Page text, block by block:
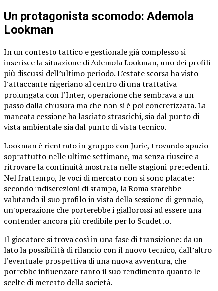
Un protagonista scomodo: Ademola
Lookman
In un contesto tattico e gestionale già complesso si
inserisce la situazione di Ademola Lookman, uno dei profili
più discussi dell’ultimo periodo. L’estate scorsa ha visto
l’attaccante nigeriano al centro di una trattativa
prolungata con l’Inter, operazione che sembrava a un
passo dalla chiusura ma che non si è poi concretizzata. La
mancata cessione ha lasciato strascichi, sia dal punto di
vista ambientale sia dal punto di vista tecnico.
Lookman è rientrato in gruppo con Juric, trovando spazio
soprattutto nelle ultime settimane, ma senza riuscire a
ritrovare la continuità mostrata nelle stagioni precedenti.
Nel frattempo, le voci di mercato non si sono placate:
secondo indiscrezioni di stampa, la Roma starebbe
valutando il suo profilo in vista della sessione di gennaio,
un’operazione che porterebbe i giallorossi ad essere una
contender ancora più credibile per lo Scudetto.
Il giocatore si trova così in una fase di transizione: da un
lato la possibilità di rilancio con il nuovo tecnico, dall’altro
l’eventuale prospettiva di una nuova avventura, che
potrebbe influenzare tanto il suo rendimento quanto le
scelte di mercato della società.